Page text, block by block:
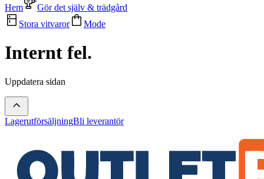
Hem
Gör det själv & trädgård
Stora vitvaror
Mode
Internt fel.
Uppdatera sidan
LagerutförsäljningBli leverantör